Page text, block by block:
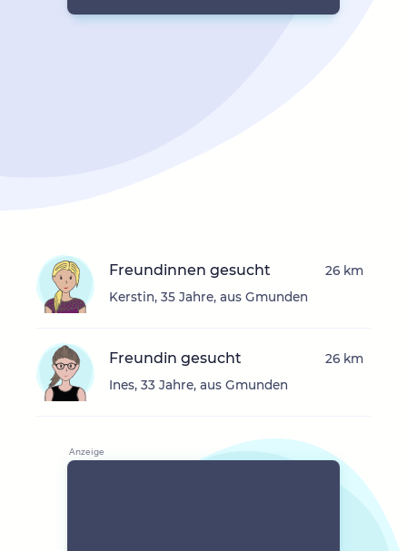
Freundinnen gesucht
Kerstin, 35 Jahre, aus Gmunden
26 km
Freundin gesucht
Ines, 33 Jahre, aus Gmunden
26 km